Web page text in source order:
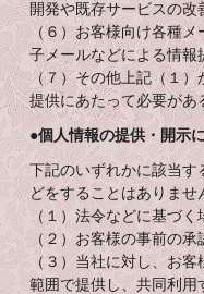
開発や既存サービスの改
（６）お客様向け各種
子メールなどによる情報
（７）その他上記（１
提供にあたって必要があ
●個人情報の提供・開示
下記のいずれかに該当
どをすることはありませ
（１）法令などに基づく
（２）お客様の事前の
（３）当社に対し、お
範囲で提供し、共同利用